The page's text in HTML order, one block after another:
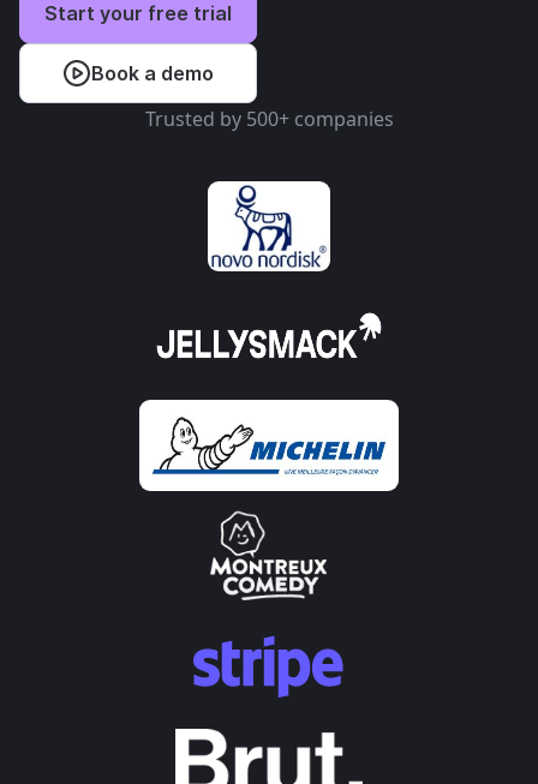
Book a demo
Start your free trial
Trusted by 500+ companies